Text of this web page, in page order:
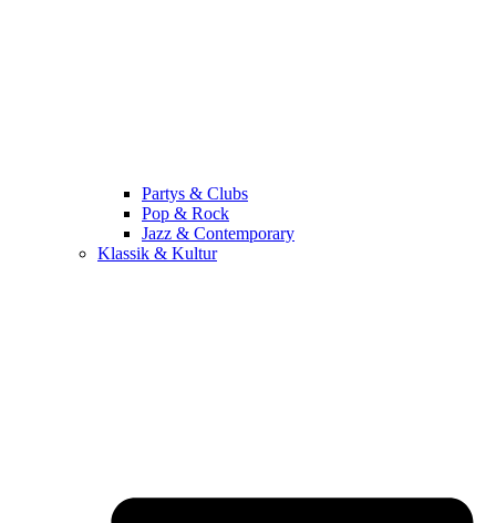
Partys & Clubs
Pop & Rock
Jazz & Contemporary
Klassik & Kultur